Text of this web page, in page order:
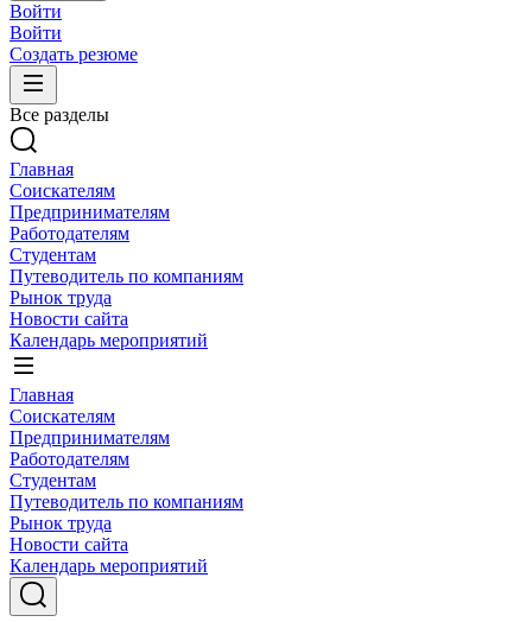
Войти
Войти
Создать резюме
Все разделы
Главная
Соискателям
Предпринимателям
Работодателям
Студентам
Путеводитель по компаниям
Рынок труда
Новости сайта
Календарь мероприятий
Главная
Соискателям
Предпринимателям
Работодателям
Студентам
Путеводитель по компаниям
Рынок труда
Новости сайта
Календарь мероприятий